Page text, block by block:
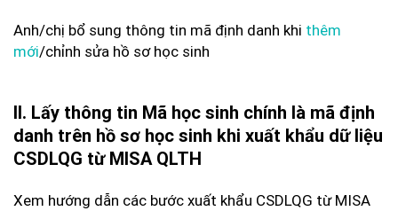
Anh/chị bổ sung thông tin mã định danh khi thêm
mới/chỉnh sửa hồ sơ học sinh
II. Lấy thông tin Mã học sinh chính là mã định
danh trên hồ sơ học sinh khi xuất khẩu dữ liệu
CSDLQG từ MISA QLTH
Xem hướng dẫn các bước xuất khẩu CSDLQG từ MISA